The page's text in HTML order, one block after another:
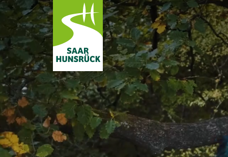
Zum Hauptinhalt springen
Subnavigation umschalten
Subnavigation umschalten
Subnavigation umschalten
Subnavigation umschalten